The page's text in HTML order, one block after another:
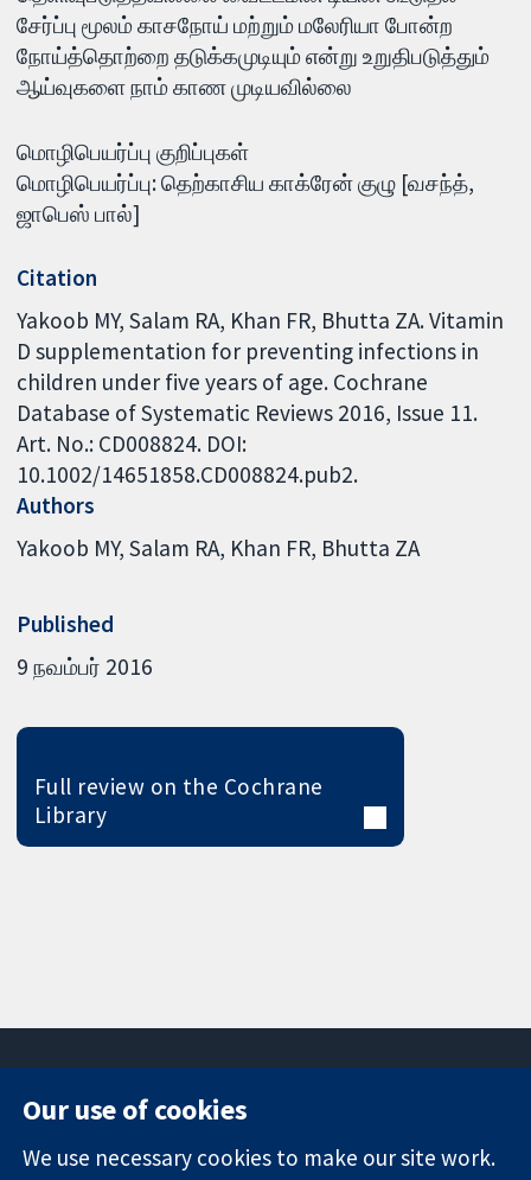
சேர்ப்பு மூலம் காசநோய் மற்றும் மலேரியா போன்ற
நோய்த்தொற்றை தடுக்கமுடியும் என்று உறுதிபடுத்தும்
ஆய்வுகளை நாம் காண முடியவில்லை
மொழிபெயர்ப்பு குறிப்புகள்
மொழிபெயர்ப்பு: தெற்காசிய காக்ரேன் குழு [வசந்த்,
ஜாபெஸ் பால்]
Citation
Yakoob MY, Salam RA, Khan FR, Bhutta ZA. Vitamin
D supplementation for preventing infections in
children under five years of age. Cochrane
Database of Systematic Reviews 2016, Issue 11.
Art. No.: CD008824. DOI:
10.1002/14651858.CD008824.pub2.
Authors
Yakoob MY Salam RA Khan FR Bhutta ZA
Published
9 நவம்பர் 2016
Full review on the Cochrane
Library
Square
News
Our use of cookies
We use necessary cookies to make our site work.